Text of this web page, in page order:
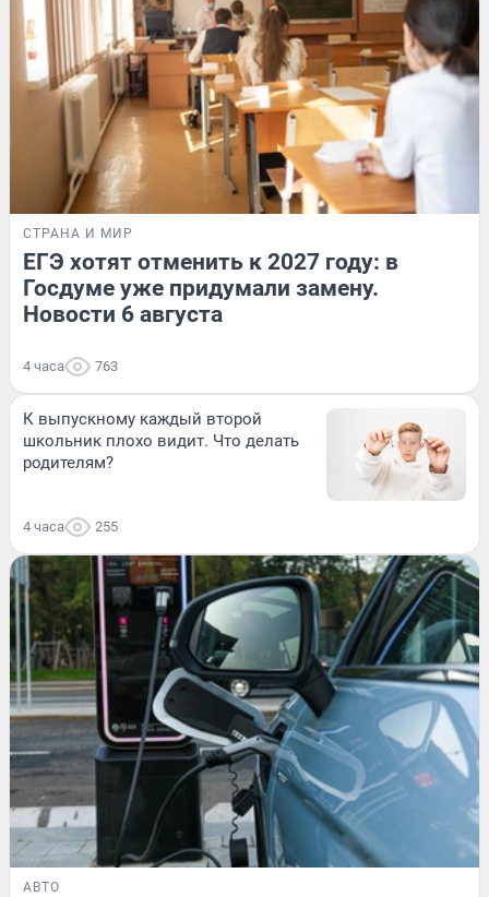
СТРАНА И МИР
ЕГЭ хотят отменить к 2027 году: в
Госдуме уже придумали замену.
Новости 6 августа
4 часа 763
К выпускному каждый второй
школьник плохо видит. Что делать
родителям?
4 часа 255
АВТО